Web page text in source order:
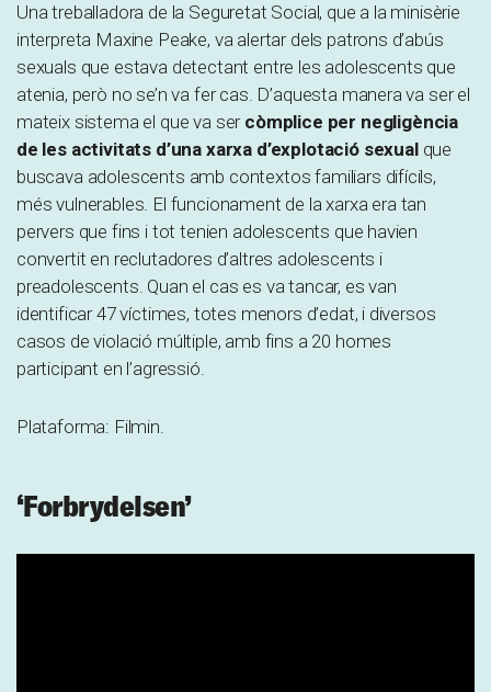
Una treballadora de la Seguretat Social, que a la minisèrie
interpreta Maxine Peake, va alertar dels patrons d’abús
sexuals que estava detectant entre les adolescents que
atenia, però no se’n va fer cas. D’aquesta manera va ser el
mateix sistema el que va ser còmplice per negligència
de les activitats d’una xarxa d’explotació sexualque
buscava adolescents amb contextos familiars difícils,
més vulnerables. El funcionament de la xarxa era tan
pervers que fins i tot tenien adolescents que havien
convertit en reclutadores d’altres adolescents i
preadolescents. Quan el cas es va tancar, es van
identificar 47 víctimes, totes menors d’edat, i diversos
casos de violació múltiple, amb fins a 20 homes
participant en l’agressió.
Plataforma: Filmin.
‘Forbrydelsen’